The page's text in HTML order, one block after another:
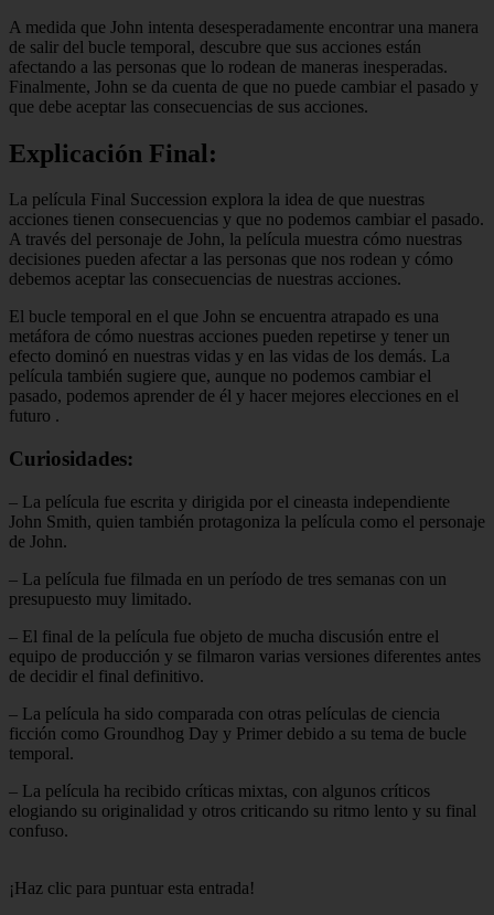
A medida que John intenta desesperadamente encontrar una manera
de salir del bucle temporal, descubre que sus acciones están
afectando a las personas que lo rodean de maneras inesperadas.
Finalmente, John se da cuenta de que no puede cambiar el pasado y
que debe aceptar las consecuencias de sus acciones.
Explicación Final:
La película Final Succession explora la idea de que nuestras
acciones tienen consecuencias y que no podemos cambiar el pasado.
A través del personaje de John, la película muestra cómo nuestras
decisiones pueden afectar a las personas que nos rodean y cómo
debemos aceptar las consecuencias de nuestras acciones.
El bucle temporal en el que John se encuentra atrapado es una
metáfora de cómo nuestras acciones pueden repetirse y tener un
efecto dominó en nuestras vidas y en las vidas de los demás. La
película también sugiere que, aunque no podemos cambiar el
pasado, podemos aprender de él y hacer mejores elecciones en el
futuro .
Curiosidades:
– La película fue escrita y dirigida por el cineasta independiente
John Smith, quien también protagoniza la película como el personaje
de John.
– La película fue filmada en un período de tres semanas con un
presupuesto muy limitado.
– El final de la película fue objeto de mucha discusión entre el
equipo de producción y se filmaron varias versiones diferentes antes
de decidir el final definitivo.
– La película ha sido comparada con otras películas de ciencia
ficción como Groundhog Day y Primer debido a su tema de bucle
temporal.
– La película ha recibido críticas mixtas, con algunos críticos
elogiando su originalidad y otros criticando su ritmo lento y su final
confuso.
¡Haz clic para puntuar esta entrada!